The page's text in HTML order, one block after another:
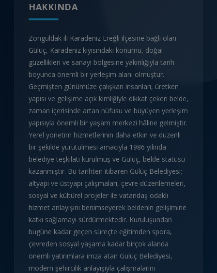
HAKKINDA
Zonguldak ili Karadeniz Ereğli ilçesine bağlı olan
Gülüç, Karadeniz kıyısındaki konumu, doğal
güzellikleri ve sanayi bölgesine yakınlığıyla tarih
boyunca önemli bir yerleşim alanı olmuştur.
Geçmişten günümüze çalışkan insanları, üretken
yapısı ve gelişime açık kimliğiyle dikkat çeken belde,
zaman içerisinde artan nüfusu ve büyüyen yerleşim
yapısıyla önemli bir yaşam merkezi hâline gelmiştir.
Yerel yönetim hizmetlerinin daha etkin ve düzenli
bir şekilde yürütülmesi amacıyla 1986 yılında
belediye teşkilatı kurulmuş ve Gülüç, belde statüsü
kazanmıştır. Bu tarihten itibaren Gülüç Belediyesi;
altyapı ve üstyapı çalışmaları, çevre düzenlemeleri,
sosyal ve kültürel projeler ile vatandaş odaklı
hizmet anlayışını benimseyerek beldenin gelişimine
katkı sağlamayı sürdürmektedir. Kuruluşundan
bugüne kadar geçen süreçte eğitimden spora,
çevreden sosyal yaşama kadar birçok alanda
önemli yatırımlara imza atan Gülüç Belediyesi,
modern şehircilik anlayışıyla çalışmalarını